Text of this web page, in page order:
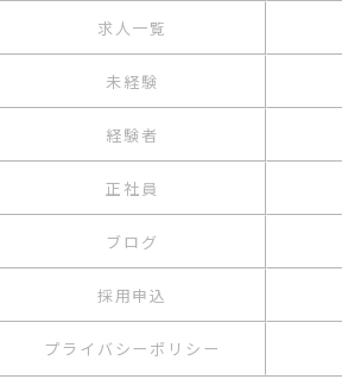
求人一覧
未経験
経験者
正社員
ブログ
採用申込
プライバシーポリシー